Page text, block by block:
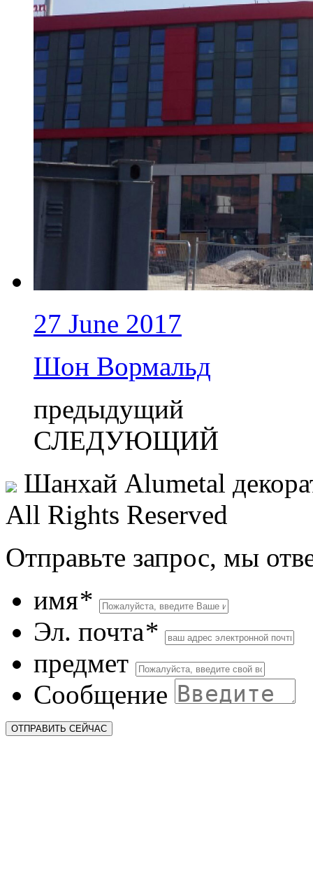
27 June 2017
Шон Вормальд
предыдущий
СЛЕДУЮЩИЙ
Шанхай Alumetal
All Rights Reserved
Отправьте запрос, мы
имя*
Эл. почта*
предмет
Сообщение